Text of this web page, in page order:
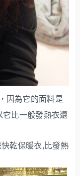
因為它的面料是
它比一般發熱衣還